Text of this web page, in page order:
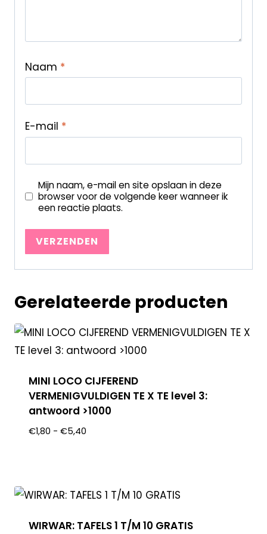
Naam *
E-mail *
Mijn naam, e-mail en site opslaan in deze
browser voor de volgende keer wanneer ik
een reactie plaats.
Gerelateerde producten
MINI LOCO CIJFEREND
VERMENIGVULDIGEN TE X TE level 3:
antwoord >1000
€1,80 - €5,40
WIRWAR: TAFELS 1 T/M 10 GRATIS